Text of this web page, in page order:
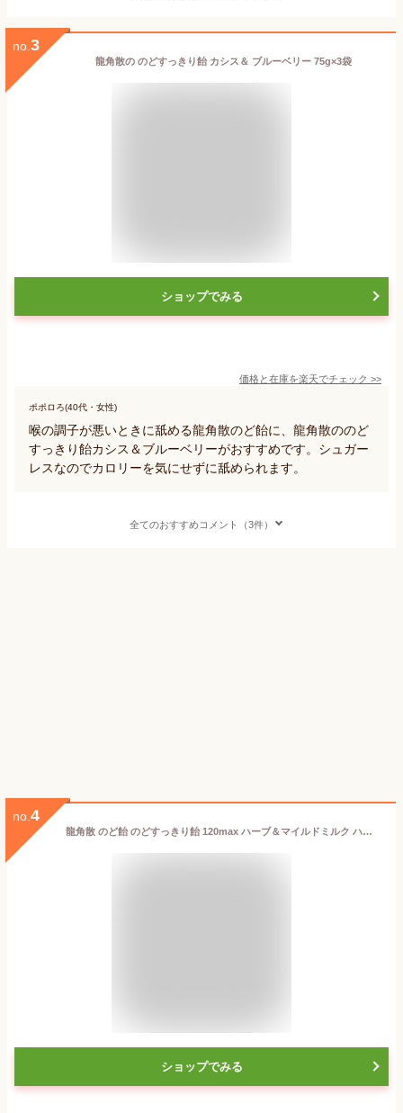
no. 3
龍角散の のどすっきり飴 カシス＆ ブルーベリー 75g×3袋
ショップでみる
価格と在庫を楽天でチェック >>
ポポロろ(40代・女性)
喉の調子が悪いときに舐める龍角散のど飴に、龍角散ののど
すっきり飴カシス＆ブルーベリーがおすすめです。シュガー
レスなのでカロリーを気にせずに舐められます。
全てのおすすめコメント（3件）
no. 4
龍角散 のど飴 のどすっきり飴 120max ハーブ＆マイルドミルク ハーブパウダー配合 88g 3袋セット
ショップでみる